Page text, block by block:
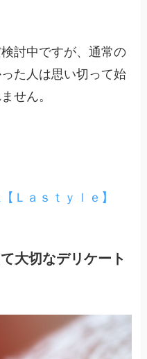
討中ですが、通常の
た人は思い切って始
せん。
Ｌａｓｔｙｌｅ】
大切なデリケート